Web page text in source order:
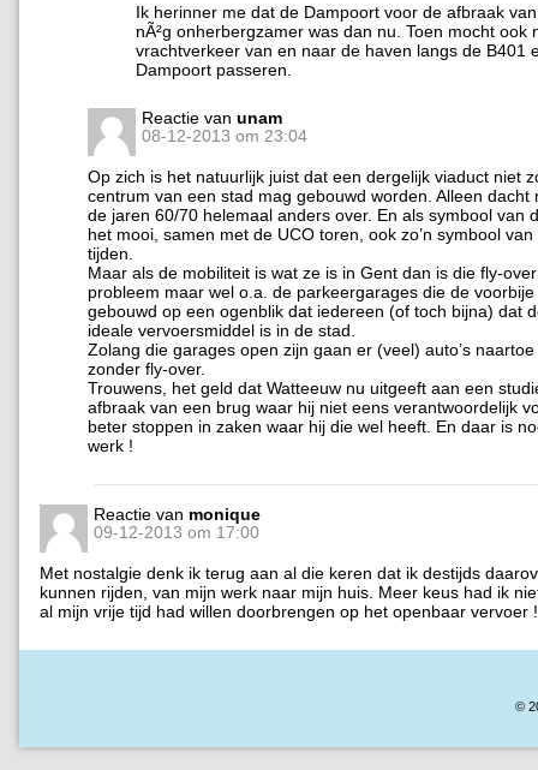
Ik herinner me dat de Dampoort voor de afbraak
nÃ²g onherbergzamer was dan nu. Toen mocht ook
vrachtverkeer van en naar de haven langs de B401
Dampoort passeren.
Reactie van unam
08-12-2013 om 23:04
Op zich is het natuurlijk juist dat een dergelijk viaduct niet
centrum van een stad mag gebouwd worden. Alleen dacht
de jaren 60/70 helemaal anders over. En als symbool van
het mooi, samen met de UCO toren, ook zo’n symbool
tijden.
Maar als de mobiliteit is wat ze is in Gent dan is die fly-
probleem maar wel o.a. de parkeergarages die de
gebouwd op een ogenblik dat iedereen (of toch bijna) dat
ideale vervoersmiddel is in de stad.
Zolang die garages open zijn gaan er (veel) auto’s
zonder fly-over.
Trouwens, het geld dat Watteeuw nu uitgeeft aan een
afbraak van een brug waar hij niet eens verantwoordelijk
beter stoppen in zaken waar hij die wel heeft. En daar is
werk !
Reactie van monique
09-12-2013 om 17:00
Met nostalgie denk ik terug aan al die keren dat ik destijds
kunnen rijden, van mijn werk naar mijn huis. Meer keus had ik
al mijn vrije tijd had willen doorbrengen op het openbaar vervoer !
©